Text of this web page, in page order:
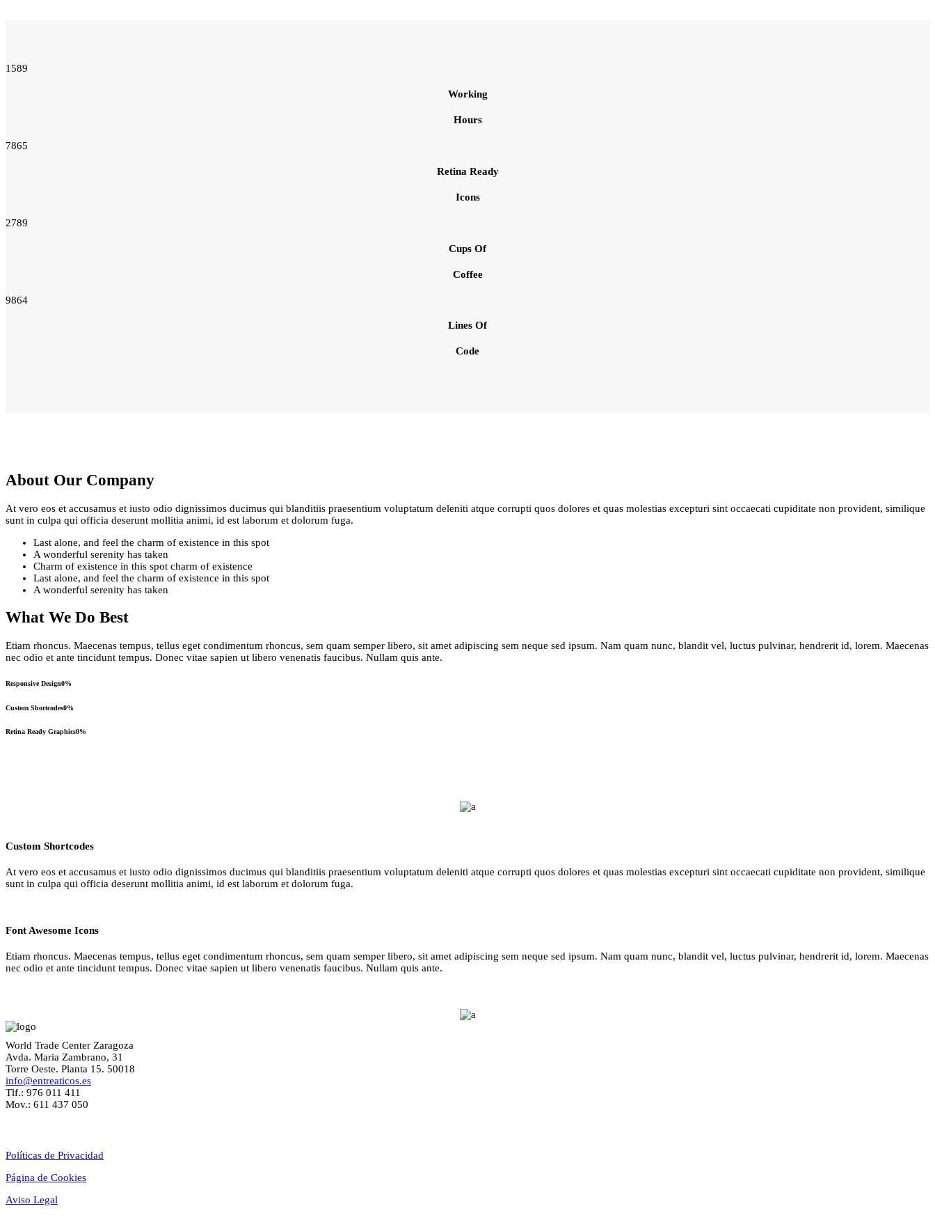
1589
Working
Hours
7865
Retina Ready
Icons
2789
Cups Of
Coffee
9864
Lines Of
Code
About Our Company
At vero eos et accusamus et iusto odio dignissimos ducimus qui blanditiis praesentium voluptatum deleniti atque corrupti quos dolores et quas molestias excepturi sint occaecati cupiditate non provident, similique
sunt in culpa qui officia deserunt mollitia animi, id est laborum et dolorum fuga.
Last alone, and feel the charm of existence in this spot
A wonderful serenity has taken
Charm of existence in this spot charm of existence
Last alone, and feel the charm of existence in this spot
A wonderful serenity has taken
What We Do Best
Etiam rhoncus. Maecenas tempus, tellus eget condimentum rhoncus, sem quam semper libero, sit amet adipiscing sem neque sed ipsum. Nam quam nunc, blandit vel, luctus pulvinar, hendrerit id, lorem. Maecenas
nec odio et ante tincidunt tempus. Donec vitae sapien ut libero venenatis faucibus. Nullam quis ante.
Responsive Design0%
Custom Shortcodes0%
Retina Ready Graphics0%
Custom Shortcodes
At vero eos et accusamus et iusto odio dignissimos ducimus qui blanditiis praesentium voluptatum deleniti atque corrupti quos dolores et quas molestias excepturi sint occaecati cupiditate non provident, similique
sunt in culpa qui officia deserunt mollitia animi, id est laborum et dolorum fuga.
Font Awesome Icons
Etiam rhoncus. Maecenas tempus, tellus eget condimentum rhoncus, sem quam semper libero, sit amet adipiscing sem neque sed ipsum. Nam quam nunc, blandit vel, luctus pulvinar, hendrerit id, lorem. Maecenas
nec odio et ante tincidunt tempus. Donec vitae sapien ut libero venenatis faucibus. Nullam quis ante.
World Trade Center Zaragoza
Avda. Maria Zambrano, 31
Torre Oeste. Planta 15. 50018
info@entreaticos.es
Tlf.: 976 011 411
Mov.: 611 437 050
Políticas de Privacidad
Página de Cookies
Aviso Legal